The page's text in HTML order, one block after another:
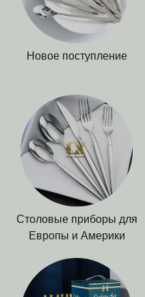
Новое поступление
Столовые приборы для
Европы и Америки